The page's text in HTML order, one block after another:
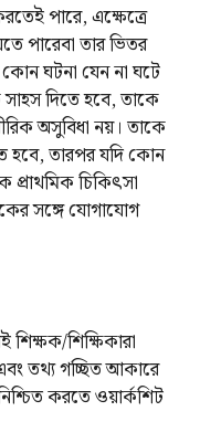
পারে, এক্ষেত্রে
পারেবা তার ভিতর
ঘটনা যেন না ঘটে
সাহস দিতে হবে, তাকে
অসুবিধা নয়। তাকে
হবে, তারপর যদি কোন
প্রাথমিক চিকিৎসা
সঙ্গে যোগাযোগ
শিক্ষক/শিক্ষিকারা
তথ্য গচ্ছিত আকারে
করতে ওয়ার্কশিট